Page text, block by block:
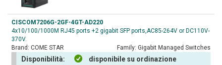
CISCOM7206G-2GF-4GT-AD220
4x10/100/1000M RJ45 ports +2 gigabit SFP ports,AC85-264V or DC110V-
370V.
Brand: COME STAR Family: Gigabit Managed Switches
Disponibilità: disponibile su ordinazione